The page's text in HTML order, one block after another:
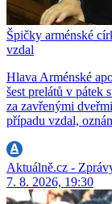
Špičky arménské
vzdal
Hlava Arménské
šest prelátů v pátek
za zavřenými
případu vzdal,
Aktuálně.cz -
7. 8. 2026, 19:30